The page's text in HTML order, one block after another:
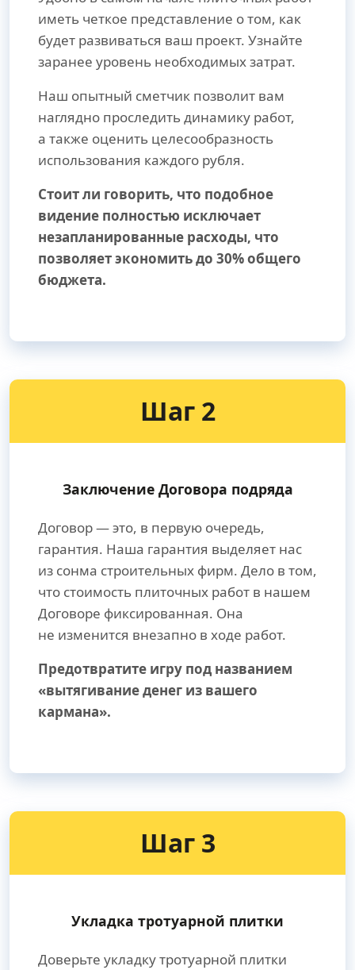
иметь четкое представление о том, как
будет развиваться ваш проект. Узнайте
заранее уровень необходимых затрат.
Наш опытный сметчик позволит вам
наглядно проследить динамику работ,
а также оценить целесообразность
использования каждого рубля.
Стоит ли говорить, что подобное
видение полностью исключает
незапланированные расходы, что
позволяет экономить до 30% общего
бюджета.
Шаг 2
Заключение Договора подряда
Договор — это, в первую очередь,
гарантия. Наша гарантия выделяет нас
из сонма строительных фирм. Дело в том,
что стоимость плиточных работ в нашем
Договоре фиксированная. Она
не изменится внезапно в ходе работ.
Предотвратите игру под названием
«вытягивание денег из вашего
кармана».
Шаг 3
Укладка тротуарной плитки
Доверьте укладку тротуарной плитки